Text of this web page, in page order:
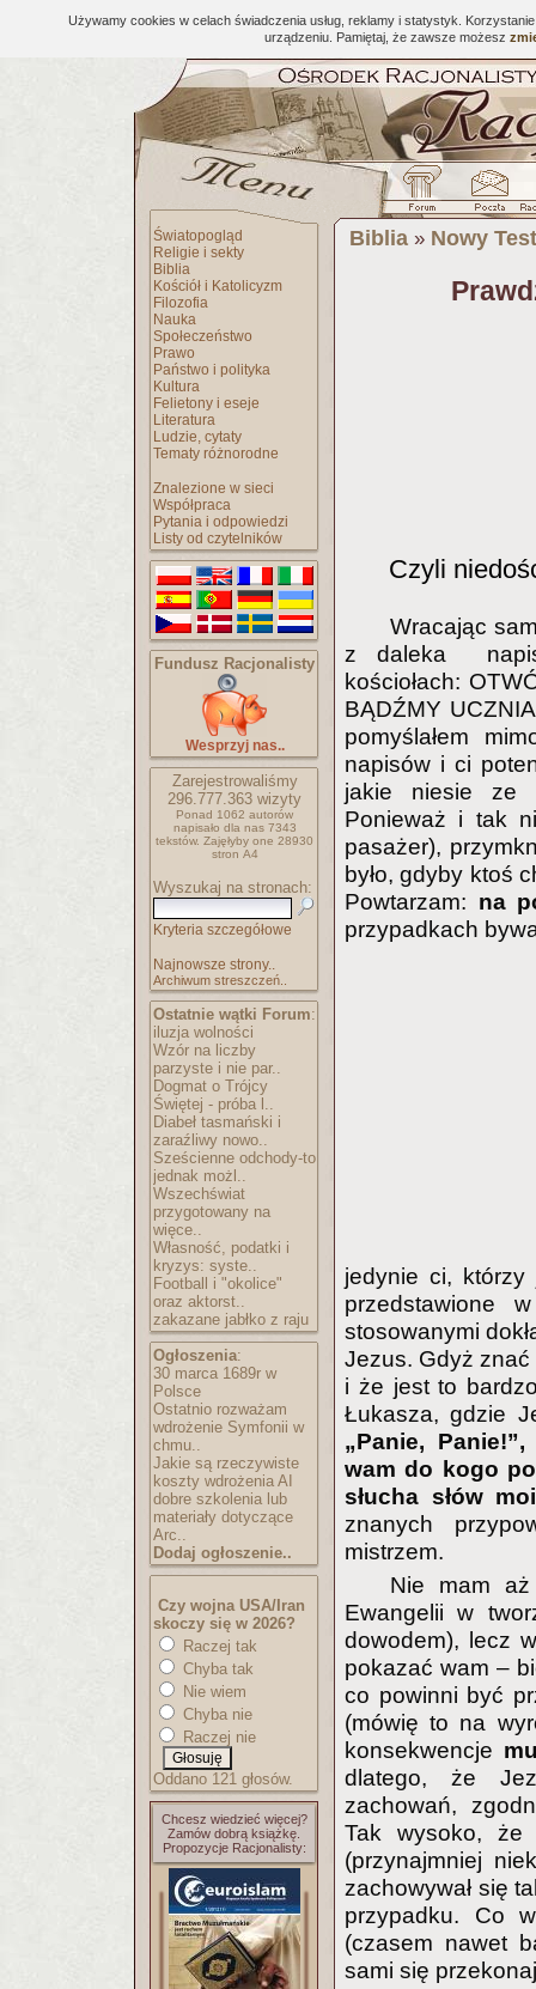
Używamy cookies w celach świadczenia usług, reklamy i statystyk.
urządzeniu. Pamiętaj, że zawsze możesz
Światopogląd
Religie i sekty
Biblia
Kościół i Katolicyzm
Filozofia
Nauka
Społeczeństwo
Prawo
Państwo i polityka
Kultura
Felietony i eseje
Literatura
Ludzie, cytaty
Tematy różnorodne
Znalezione w sieci
Współpraca
Pytania i odpowiedzi
Listy od czytelników
Fundusz Racjonalisty
Wesprzyj nas..
Zarejestrowaliśmy
296.777.363 wizyty
Ponad 1062 autorów
napisało dla nas 7343
tekstów. Zajęłyby one 28930
stron A4
Wyszukaj na stronach:
Kryteria szczegółowe
Najnowsze strony..
Archiwum streszczeń..
Ostatnie wątki Forum:
iluzja wolności
Wzór na liczby
parzyste i nie par..
Dogmat o Trójcy
Świętej - próba l..
Diabeł tasmański i
zaraźliwy nowo..
Sześcienne odchody-to
jednak możl..
Wszechświat
przygotowany na
więce..
Własność, podatki i
kryzys: syste..
Football i "okolice"
oraz aktorst..
zakazane jabłko z raju
Ogłoszenia:
30 marca 1689r w
Polsce
Ostatnio rozważam
wdrożenie Symfonii w
chmu..
Jakie są rzeczywiste
koszty wdrożenia AI
dobre szkolenia lub
materiały dotyczące
Arc..
Dodaj ogłoszenie..
Czy wojna USA/Iran
skoczy się w 2026?
Raczej tak
Chyba tak
Nie wiem
Chyba nie
Raczej nie
Oddano 121 głosów.
Chcesz wiedzieć więcej?
Zamów dobrą książkę.
Propozycje Racjonalisty:
Biblia » Nowy
Czyli
Wracając
z daleka
kościołach:
BĄDŹMY
pomyślałem
napisów i ci
jakie niesie ze
Ponieważ i tak
pasażer),
było, gdyby ktoś
Powtarzam: na
przypadkach
jedynie ci,
przedstawione
stosowanymi
Jezus. Gdyż
i że jest to
Łukasza, gdzie
„Panie,
wam do kogo
słucha słów
znanych
mistrzem.
Nie mam
Ewangelii w
dowodem), lecz
pokazać wam –
co powinni być
(mówię to na
konsekwencje
dlatego, że
zachowań,
Tak wysoko,
(przynajmniej
zachowywał się
przypadku. Co
(czasem nawet
sami się